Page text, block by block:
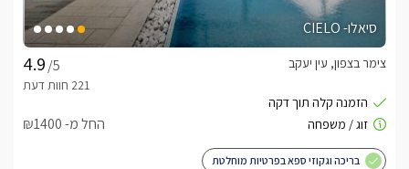
סיאלו- CIELO
/5
צימר בצפון, עין יעקב
החל מ- ₪1400
בריכה וגקוזי ספא בפרטיות מוחלטת